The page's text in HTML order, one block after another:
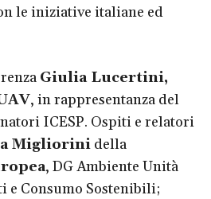
le iniziative italiane ed
Giulia Lucertini,
, in rappresentanza del
ICESP. Ospiti e relatori
Migliorini della
, DG Ambiente Unità
e Consumo Sostenibili;